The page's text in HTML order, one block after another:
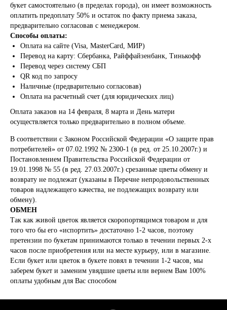
букет самостоятельно (в пределах города), он имеет возможность
оплатить предоплату 50% и остаток по факту приема заказа,
предварительно согласовав с менеджером.
Способы оплаты:
Оплата на сайте (Visa, MasterCard, МИР)
Перевод на карту: Сбербанка, Райффайзенбанк, Тинькофф
Перевод через систему СБП
QR код по запросу
Наличные (предварительно согласовав)
Оплата на расчетный счет (для юридических лиц)
Оплата заказов на 14 февраля, 8 марта и День матери
осуществляется только предварительно в полном объеме.
В соответствии с Законом Российской Федерации «О защите прав
потребителей» от 07.02.1992 № 2300-1 (в ред. от 25.10.2007г.) и
Постановлением Правительства Российской Федерации от
19.01.1998 № 55 (в ред. 27.03.2007г.) срезанные цветы обмену и
возврату не подлежат (указаны в Перечне непродовольственных
товаров надлежащего качества, не подлежащих возврату или
обмену).
ОБМЕН
Так как живой цветок является скоропортящимся товаром и для
того что бы его «испортить» достаточно 1-2 часов, поэтому
претензии по букетам принимаются только в течении первых 2-х
часов после приобретения или на месте курьеру, или в магазине.
Если букет или цветок в букете повял в течении 1-2 часов, мы
заберем букет и заменим увядшие цветы или вернем Вам 100%
оплаты удобным для Вас способом